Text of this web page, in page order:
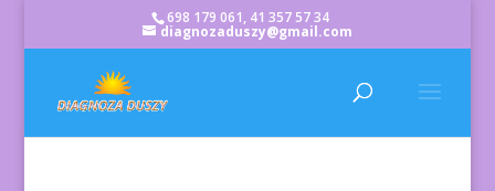
698 179 061, 41 357 57 34
diagnozaduszy@gmail.com